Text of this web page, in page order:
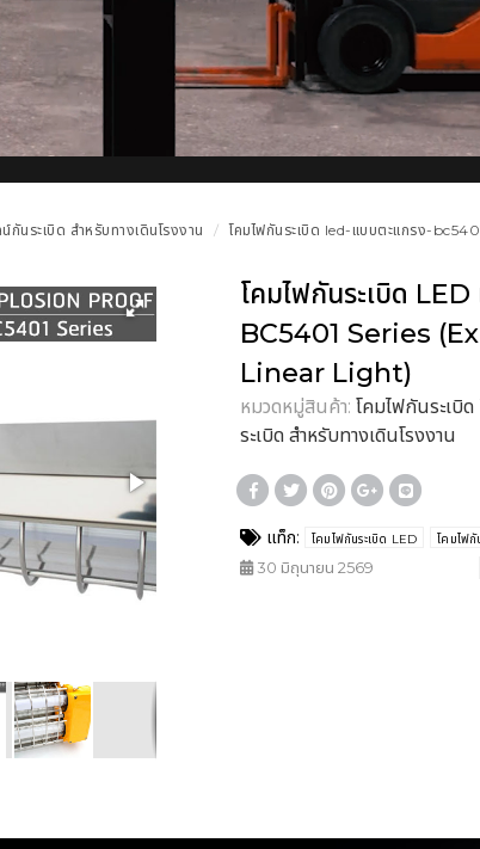
กันระเบิด สำหรับทางเดินโรงงาน โคมไฟกันระเบิด led-แบบตะแกรง-
โคมไฟกันระเบิด
BC5401 Series
Linear Light)
หมวดหมู่สินค้า: โคมไฟกันระเบิ
ระเบิด สำหรับทางเดินโรงงาน
แท็ก: โคมไฟกันระเบิด LED โคมไฟกั
30 มิถุนายน 2569